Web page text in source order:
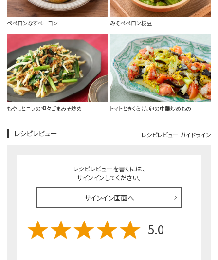
ペペロンなすベーコン みそペペロン枝豆
もやしとニラの担々ごまみそ炒め トマトときくらげ、卵の中華炒めもの
レシピレビュー レシピレビュー ガイドライン
レシピレビューを書くには、
サインインしてください。
サインイン画面へ
5.0